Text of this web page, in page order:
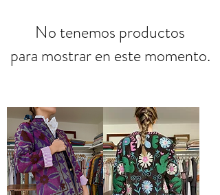
No tenemos productos
para mostrar en este momento.